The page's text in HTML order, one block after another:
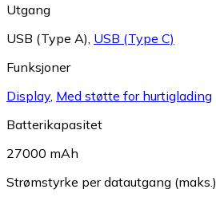
Utgang
USB (Type A) USB (Type C)
Funksjoner
Display, Med støtte for hurtiglading
Batterikapasitet
27000 mAh
Strømstyrke per datautgang (maks.)